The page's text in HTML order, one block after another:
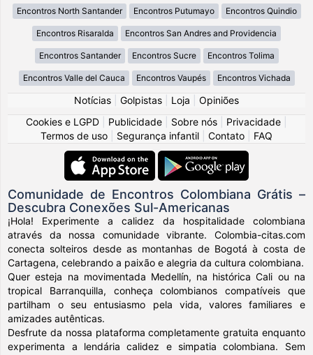
Encontros North Santander Encontros Putumayo Encontros Quindio
Encontros Risaralda Encontros San Andres and Providencia
Encontros Santander Encontros Sucre Encontros Tolima
Encontros Valle del Cauca Encontros Vaupés Encontros Vichada
Notícias Golpistas Loja
Opiniões
Cookies e LGPD
Publicidade Sobre nós Privacidade
Termos de uso
Segurança infantil Contato FAQ
Comunidade de Encontros Colombiana Grátis –
Descubra Conexões Sul-Americanas
¡Hola! Experimente a calidez da hospitalidade colombiana
através da nossa comunidade vibrante. Colombia-citas.com
conecta solteiros desde as montanhas de Bogotá à costa de
Cartagena, celebrando a paixão e alegria da cultura colombiana.
Quer esteja na movimentada Medellín, na histórica Cali ou na
tropical Barranquilla, conheça colombianos compatíveis que
partilham o seu entusiasmo pela vida, valores familiares e
amizades autênticas.
Desfrute da nossa plataforma completamente gratuita enquanto
experimenta a lendária calidez e simpatia colombiana. Sem